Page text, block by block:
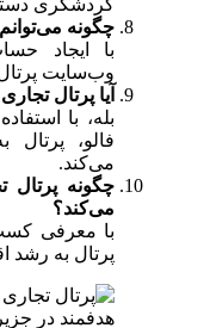
چگونه
با ایجاد
وب‌سایت
آیا پرتال
بله، با
فالو،
می‌کند.
چگونه
می‌کند؟
با معرفی
پرتال به